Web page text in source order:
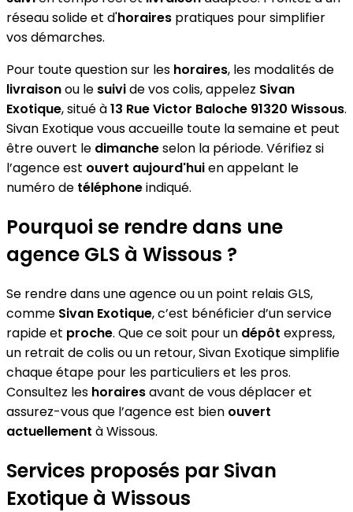
réseau solide et d'horaires pratiques pour simplifier
vos démarches.
Pour toute question sur les horaires, les modalités de
livraisonou le suivide vos colis, appelez Sivan
Exotique, situé à13 Rue Victor Baloche 91320 Wissous.
Sivan Exotique vous accueille toute la semaine et peut
être ouvert le dimancheselon la période. Vérifiez si
l’agence est ouvert aujourd'huien appelant le
numéro de téléphoneindiqué.
Pourquoi se rendre dans une
agence GLS à Wissous ?
Se rendre dans une agence ou un point relais GLS,
comme Sivan Exotique, c’est bénéficier d’un service
rapide et proche. Que ce soit pour un dépôt express,
un retrait de colis ou un retour, Sivan Exotique simplifie
chaque étape pour les particuliers et les pros.
Consultez les horairesavant de vous déplacer et
assurez-vous que l’agence est bien ouvert
actuellement à Wissous.
Services proposés par Sivan
Exotique à Wissous